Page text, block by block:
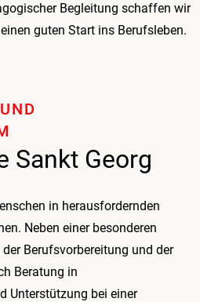
Begleitung schaffen wir
guten Start ins Berufsleben.
Sankt Georg
in herausfordernden
Neben einer besonderen
Berufsvorbereitung und der
Beratung in
Unterstützung bei einer